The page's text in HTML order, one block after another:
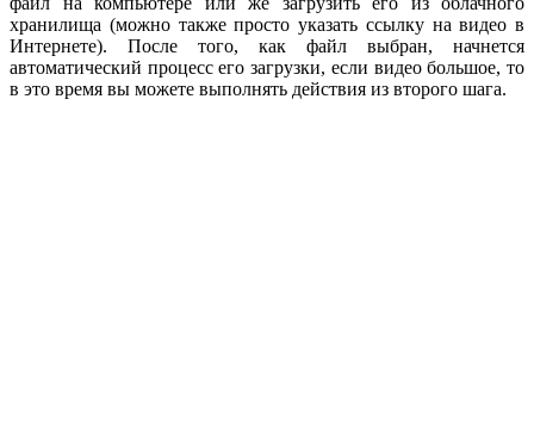
хранилища (можно также просто указать ссылку на видео в
Интернете). После того, как файл выбран, начнется
автоматический процесс его загрузки, если видео большое, то
в это время вы можете выполнять действия из второго шага.